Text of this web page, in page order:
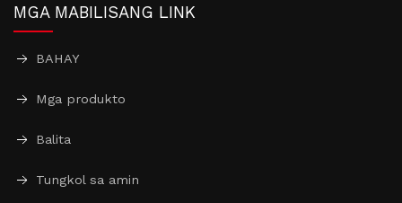
MGA MABILISANG LINK
BAHAY
Mga produkto
Balita
Tungkol sa amin